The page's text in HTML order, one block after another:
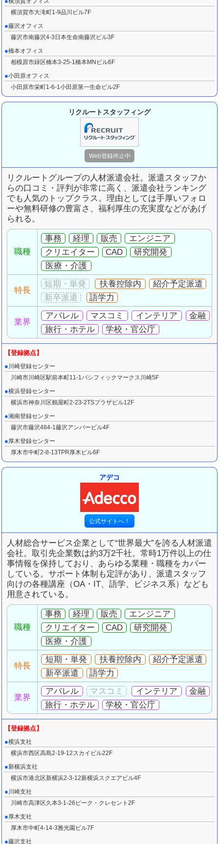
横須賀市大滝町1-9品川ビル7F
藤沢オフィス
藤沢市南藤沢4-3日本生命南藤沢ビル3F
橋本オフィス
相模原市緑区橋本3-25-1橋本MNビル6F
小田原オフィス
小田原市栄町1-6-1小田原第一生命ビル2F
リクルートスタッフィング
リクルートグループの人材派遣会社。派遣スタッフか
らの口コミ・評判が非常に高く、派遣会社ランキング
でも人気のトップクラス。理由としては手厚いフォロ
ーや無料研修の豊富さ、福利厚生の充実度などがあげ
られる。
職種
事務 経理 販売
エンジニア
クリエイター
CAD
研究開発
医療・介護
特長
扶養控除内
紹介予定派遣
語学力
業界
アパレル マスコミ インテリア
金融
旅行・ホテル
学校・官公庁
川崎登録センター
川崎市川崎区駅前本町11-1パシフィックマークス川崎5F
横浜登録センター
横浜市神奈川区鶴屋町2-23-2TSプラザビル12F
湘南登録センター
藤沢市藤沢484-1藤沢アンバービル4F
厚木登録センター
厚木市中町2-8-13TPR厚木ビル6F
アデコ
人材総合サービス企業として“世界最大”を誇る人材派遣
会社。取引先企業数は約3万2千社。常時1万件以上の仕
事情報を保持しており、あらゆる業種・職種をカバー
している。サポート体制も定評があり、派遣スタッフ
向けの各種講座（OA・IT、語学、ビジネス系）なども
用意されている。
職種
事務 経理 販売
エンジニア
クリエイター
CAD
研究開発
医療・介護
特長
短期・単発 扶養控除内
紹介予定派遣
新卒派遣
語学力
業界
アパレル インテリア
金融
旅行・ホテル
学校・官公庁
横浜支社
横浜市西区高島2-19-12スカイビル22F
新横浜支社
横浜市港北区新横浜2-3-12新横浜スクエアビル4F
川崎支社
川崎市高津区久本3-1-26ピーク・クレセント2F
厚木支社
厚木市中町4-14-3雅光園ビル7F
藤沢支社